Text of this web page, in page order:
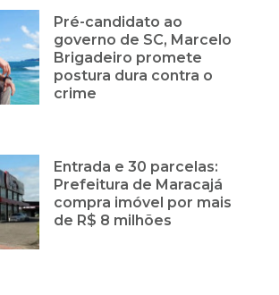
Pré-candidato ao
governo de SC, Marcelo
Brigadeiro promete
postura dura contra o
crime
Entrada e 30 parcelas:
Prefeitura de Maracajá
compra imóvel por mais
de R$ 8 milhões